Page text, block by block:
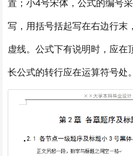
置；小4号宋体，公式的编号
写，用括号括起写在右边行末
虚线。公式下有说明时，应在
长公式的转行应在运算符号处。